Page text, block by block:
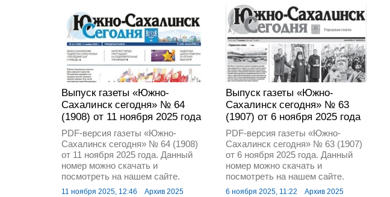
Выпуск газеты «Южно-
Сахалинск сегодня» № 64
(1908) от 11 ноября 2025 года
PDF-версия газеты «Южно-
Сахалинск сегодня» № 64 (1908)
от 11 ноября 2025 года. Данный
номер можно скачать и
посмотреть на нашем сайте.
11 ноября 2025, 12:46 Архив 2025
Выпуск газеты «Южно-
Сахалинск сегодня» № 63
(1907) от 6 ноября 2025 года
PDF-версия газеты «Южно-
Сахалинск сегодня» № 63 (1907)
от 6 ноября 2025 года. Данный
номер можно скачать и
посмотреть на нашем сайте.
6 ноября 2025, 11:22 Архив 2025